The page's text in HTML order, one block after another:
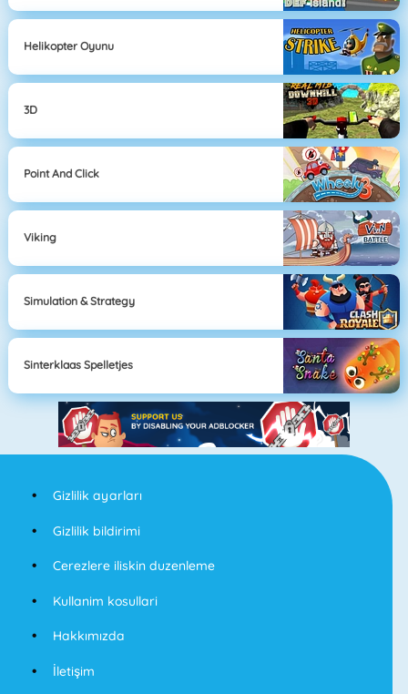
Helikopter Oyunu
3D
Point And Click
Viking
Simulation & Strategy
Sinterklaas Spelletjes
Gizlilik ayarları
Gizlilik bildirimi
Cerezlere iliskin duzenleme
Kullanim kosullari
Hakkımızda
İletişim